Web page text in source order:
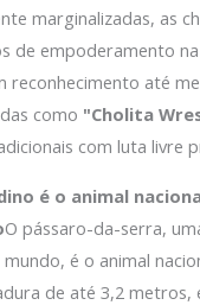
marginalizadas, as
de empoderamento
reconhecimento até
como "Cholita
com luta livre
é o animal
O pássaro-da-serra,
é o animal
de até 3,2 metros,